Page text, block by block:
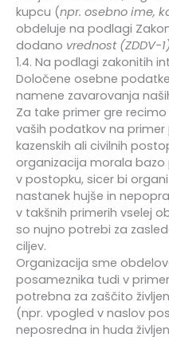
kupcu (npr. osebno ime,
obdeluje na podlagi
dodano vrednost (ZDDV-
1.4. Na podlagi zakonitih
Določene osebne
namene zavarovanja
Za take primer gre
vaših podatkov na primer
kazenskih ali civilnih
organizacija morala
v postopku, sicer bi
nastanek hujše in
v takšnih primerih vselej
so nujno potrebi za
ciljev.
Organizacija sme
posameznika tudi v
potrebna za zaščito
(npr. vpogled v naslov
neposredna in huda